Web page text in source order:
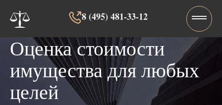
8 (495) 481-33-12‬‬
Оценка стоимости
имущества для любых
целей